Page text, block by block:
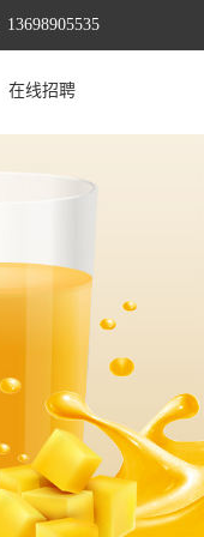
13698905535
在线招聘